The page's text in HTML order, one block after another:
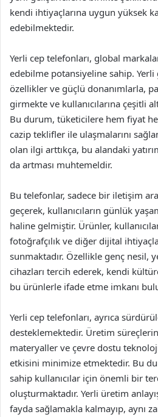
kendi ihtiyaçlarına uygun yüksek
edebilmektedir.
Yerli cep telefonları, global
edebilme potansiyeline sahip.
özellikler ve güçlü donanımlarla,
girmekte ve kullanıcılarına çeşitli
Bu durum, tüketicilere hem fiyat
cazip teklifler ile ulaşmalarını
olan ilgi arttıkça, bu alandaki
da artması muhtemeldir.
Bu telefonlar, sadece bir iletişim
geçerek, kullanıcıların günlük
haline gelmiştir. Ürünler,
fotoğrafçılık ve diğer dijital
sunmaktadır. Özellikle genç nesil,
cihazları tercih ederek, kendi
bu ürünlerle ifade etme imkanı
Yerli cep telefonları, ayrıca
desteklemektedir. Üretim
materyaller ve çevre dostu
etkisini minimize etmektedir. Bu
sahip kullanıcılar için önemli bir
oluşturmaktadır. Yerli üretim
fayda sağlamakla kalmayıp, aynı